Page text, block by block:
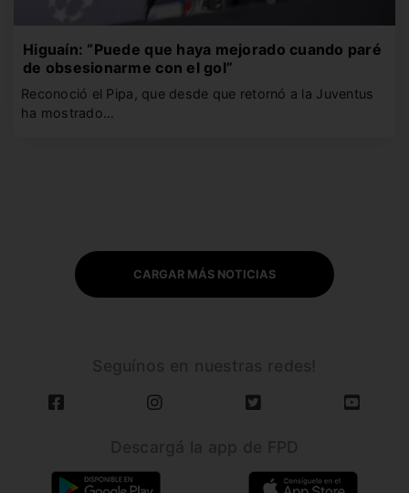
Higuaín: “Puede que haya mejorado cuando paré
de obsesionarme con el gol”
Reconoció el Pipa, que desde que retornó a la Juventus
ha mostrado…
CARGAR MÁS NOTICIAS